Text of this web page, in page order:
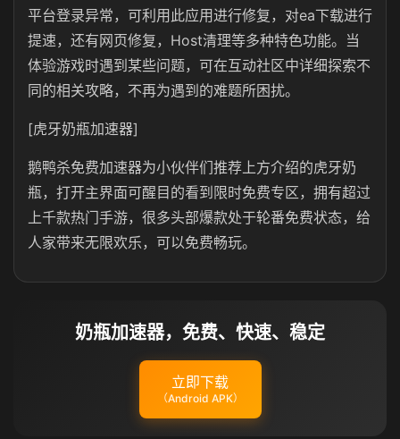
平台登录异常，可利用此应用进行修复，对ea下载进行
提速，还有网页修复，Host清理等多种特色功能。当
体验游戏时遇到某些问题，可在互动社区中详细探索不
同的相关攻略，不再为遇到的难题所困扰。
[虎牙奶瓶加速器]
鹅鸭杀免费加速器为小伙伴们推荐上方介绍的虎牙奶
瓶，打开主界面可醒目的看到限时免费专区，拥有超过
上千款热门手游，很多头部爆款处于轮番免费状态，给
人家带来无限欢乐，可以免费畅玩。
奶瓶加速器，免费、快速、稳定
立即下载
（Android APK）